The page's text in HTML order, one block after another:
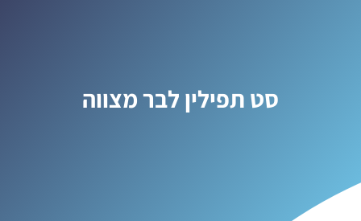
סט תפילין לבר מצווה